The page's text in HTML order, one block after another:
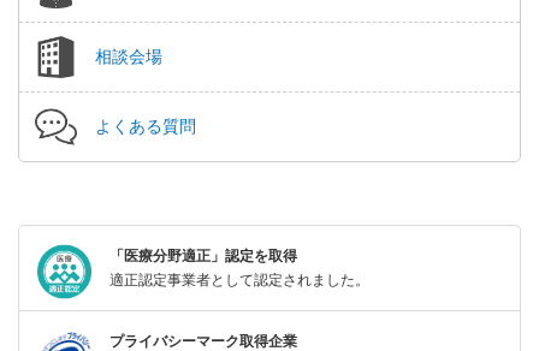
相談会場
よくある質問
「医療分野適正」認定を取得
適正認定事業者として認定されました。
プライバシーマーク取得企業